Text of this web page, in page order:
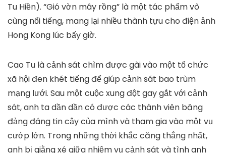
Tu Hiền). “Gió vờn mây rồng” là một tác phẩm vô
cùng nổi tiếng, mang lại nhiều thành tựu cho điện ảnh
Hong Kong lúc bấy giờ.
Cao Tu là cảnh sát chìm được gài vào một tổ chức
xã hội đen khét tiếng để giúp cảnh sát bao trùm
mạng lưới. Sau một cuộc xung đột gay gắt với cảnh
sát, anh ta dần dần có được các thành viên băng
đảng đáng tin cậy của mình và tham gia vào một vụ
cướp lớn. Trong những thời khắc căng thẳng nhất,
anh bị giằng xé giữa nhiệm vụ cảnh sát và tình anh